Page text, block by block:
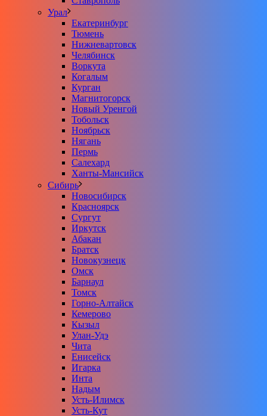
Урал
Екатеринбург
Тюмень
Нижневартовск
Челябинск
Воркута
Когалым
Курган
Магнитогорск
Новый Уренгой
Тобольск
Ноябрьск
Нягань
Пермь
Салехард
Ханты-Мансийск
Сибирь
Новосибирск
Красноярск
Сургут
Иркутск
Абакан
Братск
Новокузнецк
Омск
Барнаул
Томск
Горно-Алтайск
Кемерово
Кызыл
Улан-Удэ
Чита
Енисейск
Игарка
Инта
Надым
Усть-Илимск
Усть-Кут